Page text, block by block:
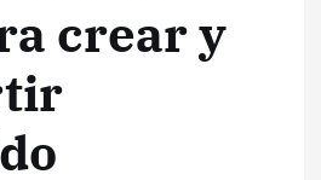
crear y